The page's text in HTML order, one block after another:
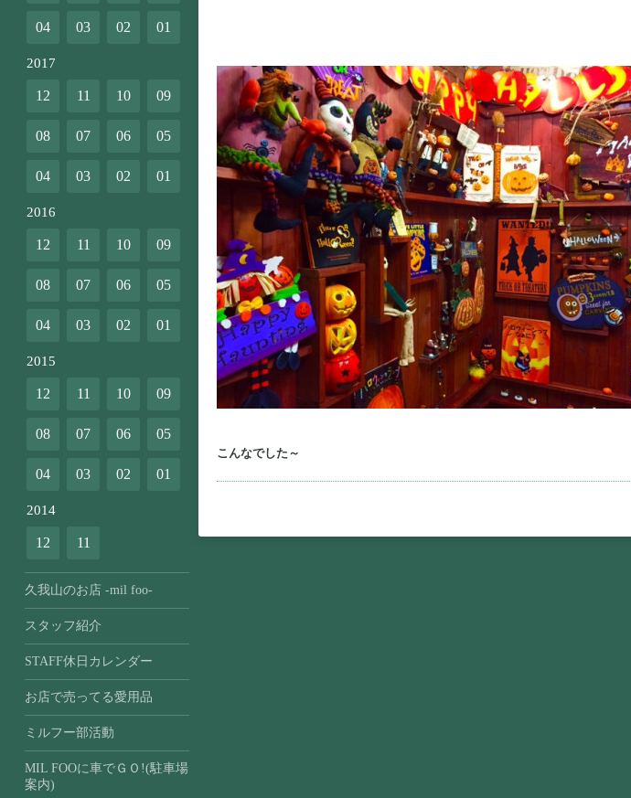
こんなでした～
04 03 02 01
2017
12 11 10 09
08 07 06 05
04 03 02 01
2016
12 11 10 09
08 07 06 05
04 03 02 01
2015
12 11 10 09
08 07 06 05
04 03 02 01
2014
12 11
久我山のお店 -mil foo-
スタッフ紹介
STAFF休日カレンダー
お店で売ってる愛用品
ミルフー部活動
MIL FOOに車でＧＯ!(駐車場
案内)